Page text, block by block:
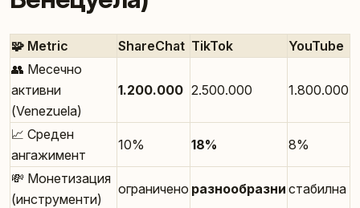
🧩 Metric ShareChat TikTok
YouTube
👥 Месечно
активни
(Venezuela)
1.200.000 2.500.000 1.800.000
📈 Среден
ангажимент
10% 18% 8%
💸 Монетизация
(инструменти)
ограничено разнообразни стабилна